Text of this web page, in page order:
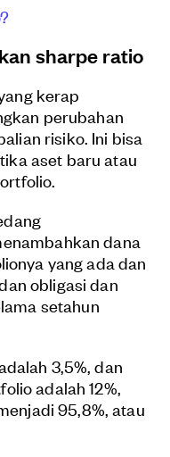
sharpe ratio
kerap
perubahan
risiko. Ini bisa
aset baru atau
dana
yang ada dan
obligasi dan
setahun
3,5%, dan
adalah 12%,
95,8%, atau